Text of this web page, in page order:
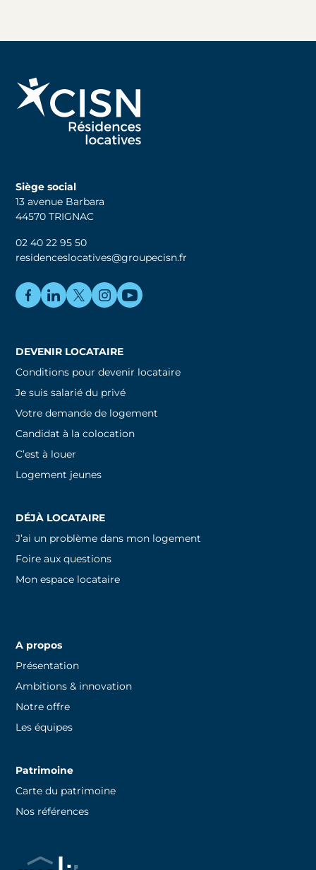
Siège social
13 avenue Barbara
44570 TRIGNAC
02 40 22 95 50
residenceslocatives@groupecisn.fr
DEVENIR LOCATAIRE
Conditions pour devenir locataire
Je suis salarié du privé
Votre demande de logement
Candidat à la colocation
C’est à louer
Logement jeunes
DÉJÀ LOCATAIRE
J’ai un problème dans mon logement
Foire aux questions
Mon espace locataire
A propos
Présentation
Ambitions & innovation
Notre offre
Les équipes
Patrimoine
Carte du patrimoine
Nos références